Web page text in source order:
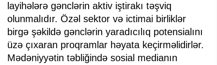
layihələrə gənclərin aktiv iştirakı təşviq
olunmalıdır. Özəl sektor və ictimai birliklər
birgə şəkildə gənclərin yaradıcılıq potensialını
üzə çıxaran proqramlar həyata keçirməlidirlər.
Mədəniyyətin təbliğində sosial medianın